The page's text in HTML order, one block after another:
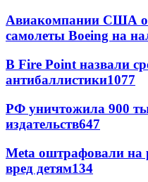
Авиакомпании США
самолеты Boeing на
В Fire Point назвали
антибаллистики1077
РФ уничтожила 900
издательств647
Meta оштрафовали на
вред детям134